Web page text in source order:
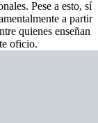
Pese a esto, sí
a partir
quienes enseñan
oficio.